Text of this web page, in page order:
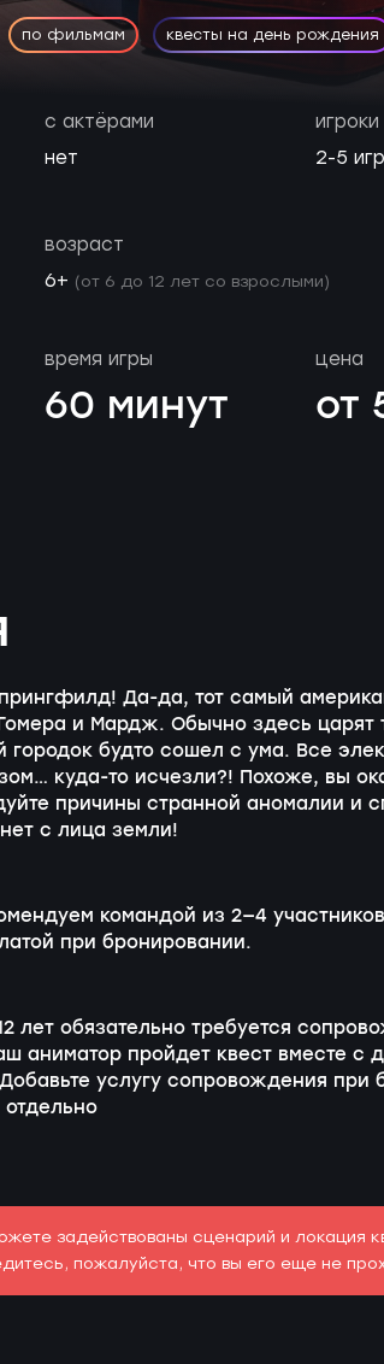
по фильмам квесты на день рождения
с актёрами
нет
игроки
2-5
возраст
6+ (от 6 до 12 лет со взрослыми)
время игры
60 минут
цена
от
Да-да, тот самый
и Мардж. Обычно здесь царят
городок будто сошел с ума. Все
куда-то исчезли?! Похоже, вы
причины странной аномалии и
с лица земли!
командой из 2—4
при бронировании.
лет обязательно требуется
аниматор пройдет квест вместе с
услугу сопровождения при
задействованы сценарий и локация
пожалуйста, что вы его еще не